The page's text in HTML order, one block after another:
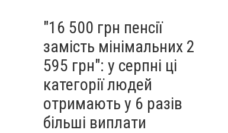
"16 500 грн пенсії
замість мінімальних 2
595 грн": у серпні ці
категорії людей
отримають у 6 разів
більші виплати